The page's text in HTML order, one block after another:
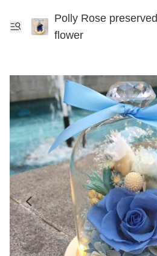
Polly Rose preserved
flower